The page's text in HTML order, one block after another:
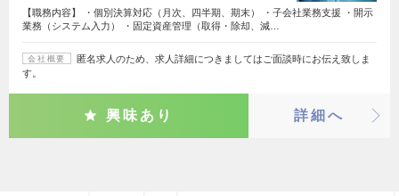
【職務内容】 ・個別決算対応（月次、四半期、期末） ・子会社業務支援 ・開示
業務（システム入力） ・固定資産管理（取得・除却、減…
会社概要
匿名求人のため、求人詳細につきましてはご面談時にお伝え致しま
す。
興味あり 詳細へ